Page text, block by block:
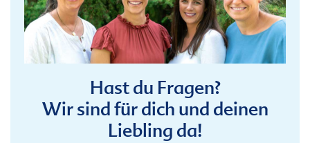
Hast du Fragen?
Wir sind für dich und deinen
Liebling da!